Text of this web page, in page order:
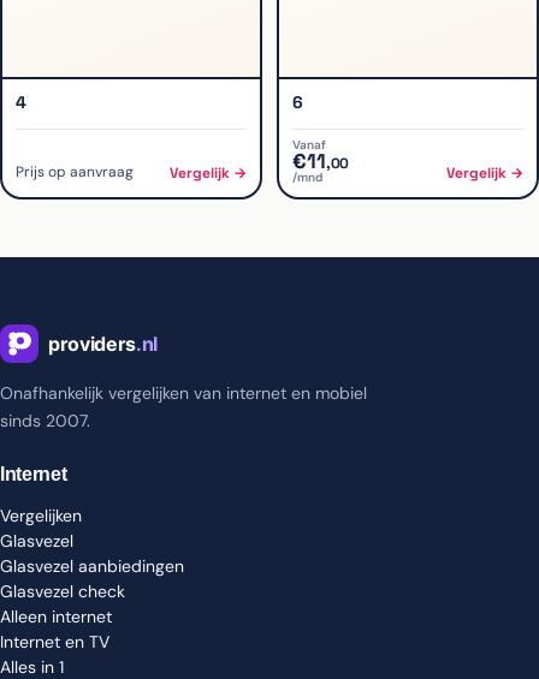
4
Prijs op aanvraag Vergelijk →
6
Vanaf
€11,00
/mnd Vergelijk →
Onafhankelijk vergelijken van internet en mobiel
sinds 2007.
Internet
Vergelijken
Glasvezel
Glasvezel aanbiedingen
Glasvezel check
Alleen internet
Internet en TV
Alles in 1